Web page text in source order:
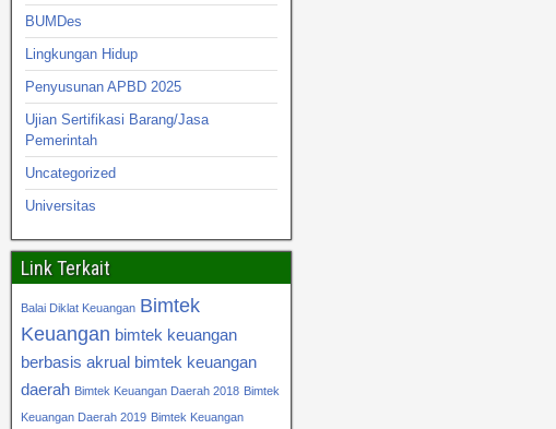
BUMDes
Lingkungan Hidup
Penyusunan APBD 2025
Ujian Sertifikasi Barang/Jasa
Pemerintah
Uncategorized
Universitas
Link Terkait
Balai Diklat Keuangan Bimtek
Keuangan bimtek keuangan
berbasis akrual bimtek keuangan
daerah Bimtek Keuangan Daerah 2018 Bimtek
Keuangan Daerah 2019 Bimtek Keuangan